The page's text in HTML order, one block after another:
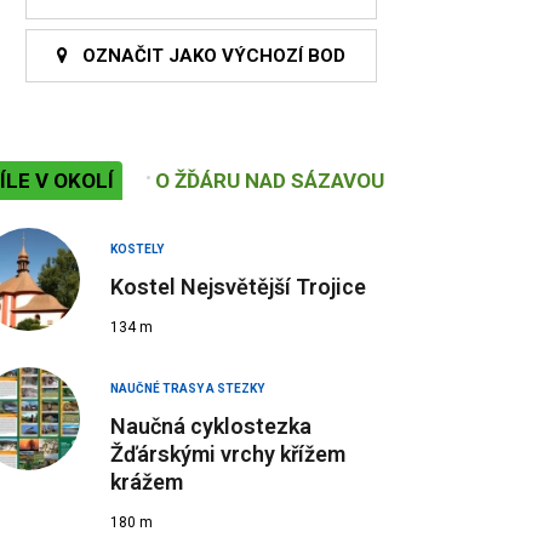
OZNAČIT JAKO VÝCHOZÍ BOD
V OKOLÍ O ŽĎÁRU NAD SÁZAVOU
KOSTELY
Kostel Nejsvětější Trojice
134 m
NAUČNÉ TRASY A STEZKY
Naučná cyklostezka
Žďárskými vrchy křížem
krážem
180 m